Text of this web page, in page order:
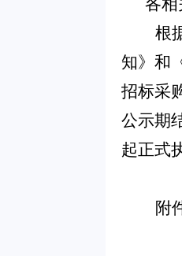
各相
根
知》和
招标采
公示期
起正式
附